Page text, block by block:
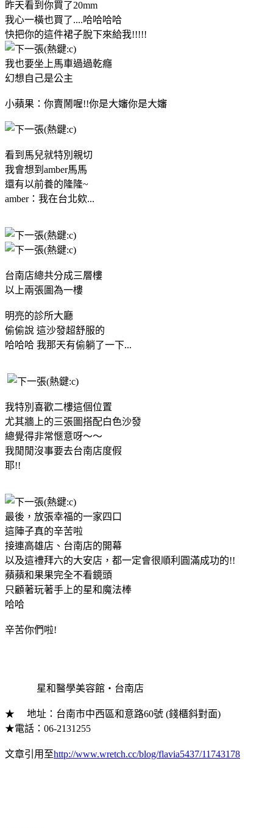
昨天看到你買了20mm
我心一橫也買了....哈哈哈哈
快把你的這件裙子脫下來給我!!!!!
我也要坐上馬車過過乾癮
幻想自己是公主
小蘋果：你賣鬧喔!!你是大嬸你是大嬸
看到馬兒就特別親切
我會想到amber馬馬
還有以前養的隆隆~
amber：我在台北欸...
台南店總共分成三層樓
以上兩張圖為一樓
明亮的診所大廳
偷偷說 這沙發超舒服的
哈哈哈 我那天有偷躺了一下...
我特別喜歡二樓這個位置
尤其牆上的三張圖搭配白色沙發
總覺得非常愜意呀～～
我閒閒沒事要去台南店度假
耶!!
最後，放張幸福的一家四口
這陣子真的辛苦啦
接連高雄店、台南店的開幕
以及這禮拜六的大安店，都一定會很順利圓滿成功的!!
蘋蘋和果果完全不看鏡頭
只顧著玩著手上的星和魔法棒
哈哈
辛苦你們啦!
星和醫學美容館‧台南店
★ 地址：台南市中西區和意路60號 (錢櫃斜對面)
★電話：06-2131255
文章引用至http://www.wretch.cc/blog/flavia5437/11743178